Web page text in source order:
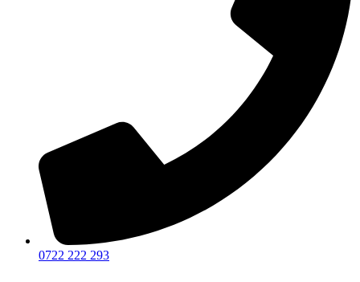
0722 222 293